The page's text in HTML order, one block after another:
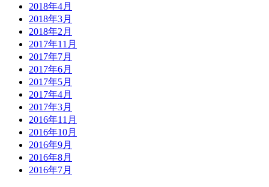
2018年4月
2018年3月
2018年2月
2017年11月
2017年7月
2017年6月
2017年5月
2017年4月
2017年3月
2016年11月
2016年10月
2016年9月
2016年8月
2016年7月